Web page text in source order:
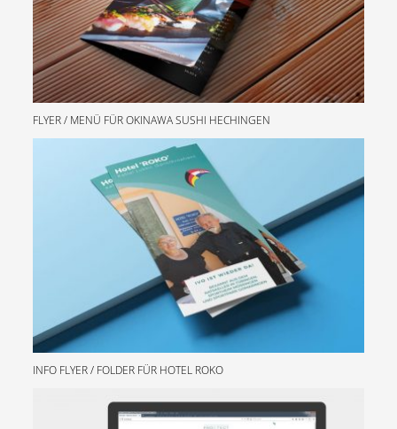
FLYER / MENÜ FÜR OKINAWA SUSHI HECHINGEN
INFO FLYER / FOLDER FÜR HOTEL ROKO